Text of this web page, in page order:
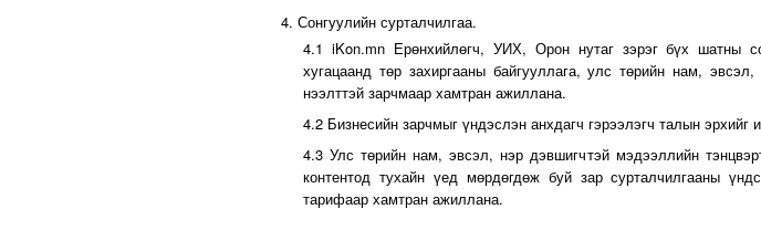
4. Сонгуулийн сурталчилгаа.
4.1 iKon.mn Ерөнхийлөгч, УИХ, Орон нутаг зэрэг бүх шатны
хугацаанд төр захиргааны байгууллага, улс төрийн нам,
нээлттэй зарчмаар хамтран ажиллана.
4.2 Бизнесийн зарчмыг үндэслэн анхдагч гэрээлэгч талын эрхийг
4.3 Улс төрийн нам, эвсэл, нэр дэвшигчтэй мэдээллийн
контентод тухайн үед мөрдөгдөж буй зар сурталчилгааны
тарифаар хамтран ажиллана.